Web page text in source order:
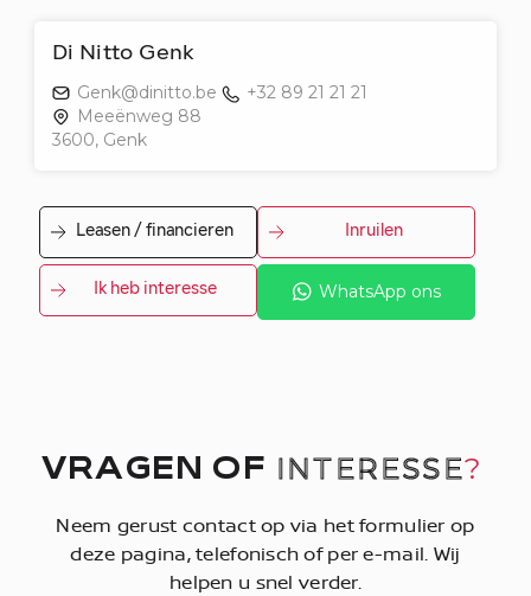
Di Nitto Genk
Genk@dinitto.be
+32 89 21 21 21
Meeënweg 88
3600, Genk
Leasen / financieren Inruilen
Ik heb interesse WhatsApp ons
VRAGEN OF INTERESSE?
Neem gerust contact op via het formulier op
deze pagina, telefonisch of per e-mail. Wij
helpen u snel verder.